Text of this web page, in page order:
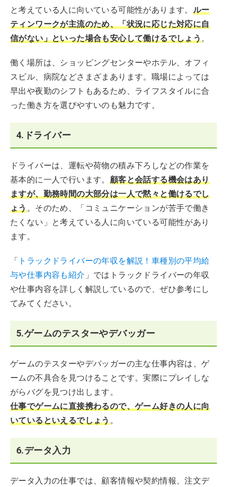
と考えている人に向いている可能性があります。 ルー
ティンワークが主流のため、「状況に応じた対応に自
信がない」といった場合も安心して働けるでしょう。
働く場所は、ショッピングセンターやホテル、オフィ
スビル、病院などさまざまあります。職場によっては
早出や夜勤のシフトもあるため、ライフスタイルに合
った働き方を選びやすいのも魅力です。
4.ドライバー
ドライバーは、運転や荷物の積み下ろしなどの作業を
基本的に一人で行います。 顧客と会話する機会はあり
ますが、勤務時間の大部分は一人で黙々と働けるでし
ょう。そのため、「コミュニケーションが苦手で働き
たくない」と考えている人に向いている可能性があり
ます。
「 トラックドライバーの年収を解説！車種別の平均給
与や仕事内容も紹介 」ではトラックドライバーの年収
や仕事内容を詳しく解説しているので、ぜひ参考にし
てみてください。
5.ゲームのテスターやデバッガー
ゲームのテスターやデバッガーの主な仕事内容は、ゲ
ームの不具合を見つけることです。実際にプレイしな
がらバグを見つけ出します。
仕事でゲームに直接携わるので、ゲーム好きの人に向
いているといえるでしょう。
6.データ入力
データ入力の仕事では、顧客情報や契約情報、注文デ